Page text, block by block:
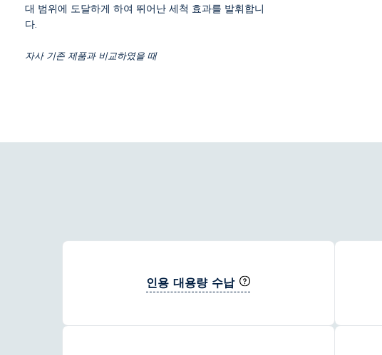
대 범위에 도달하게 하여 뛰어난 세척 효과를 발휘합니
다.
자사 기존 제품과 비교하였을 때
인용 대용량 수납